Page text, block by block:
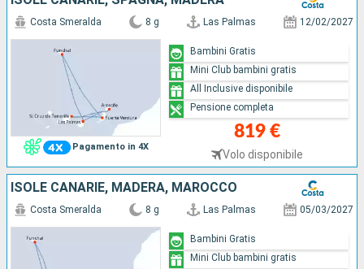
Pagamento in 4X
Costa Smeralda 8 g Las Palmas 12/02/2027
819 €
Volo disponibile
Bambini Gratis
Mini Club bambini gratis
All Inclusive disponibile
Pensione completa
ISOLE CANARIE, MADERA, MAROCCO
Costa Smeralda 8 g Las Palmas 05/03/2027
Bambini Gratis
Mini Club bambini gratis